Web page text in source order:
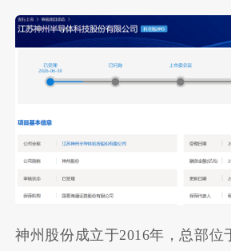
神州股份成立于2016年，总部位